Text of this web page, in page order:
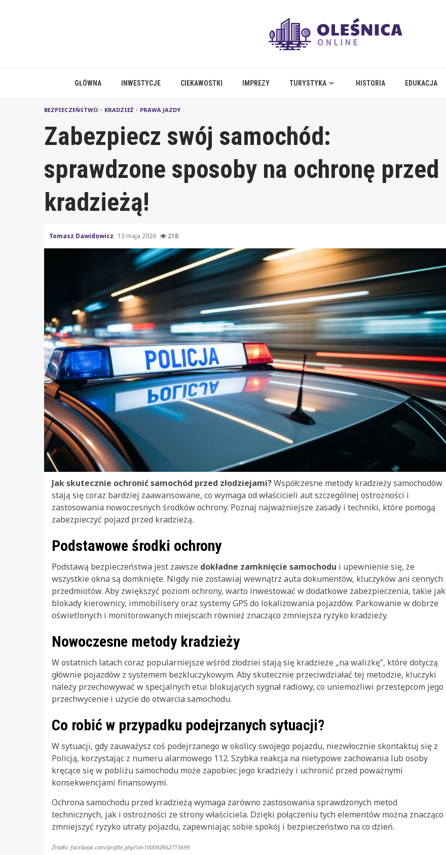
GŁÓWNA INWESTYCJE CIEKAWOSTKI IMPREZY TURYSTYKA HISTORIA EDUKACJA
BEZPIECZEŃSTWO KRADZIEŻ PRAWA JAZDY
Zabezpiecz swój samochód:
sprawdzone sposoby na ochronę przed
kradzieżą!
Tomasz Dawidowicz 13 maja 2026 218
Jak skutecznie ochronić samochód przed złodziejami?Współczesne metody kradzieży samochodów
stają się coraz bardziej zaawansowane, co wymaga od właścicieli aut szczególnej ostrożności i
zastosowania nowoczesnych środków ochrony. Poznaj najważniejsze zasady i techniki, które pomogą
zabezpieczyć pojazd przed kradzieżą.
Podstawowe środki ochrony
Podstawą bezpieczeństwa jest zawsze dokładne zamknięcie samochodu i upewnienie się, że
wszystkie okna są domknięte. Nigdy nie zostawiaj wewnątrz auta dokumentów, kluczyków ani cennych
przedmiotów. Aby zwiększyć poziom ochrony, warto inwestować w dodatkowe zabezpieczenia, takie jak
blokady kierownicy, immobilisery oraz systemy GPS do lokalizowania pojazdów. Parkowanie w dobrze
oświetlonych i monitorowanych miejscach również znacząco zmniejsza ryzyko kradzieży.
Nowoczesne metody kradzieży
W ostatnich latach coraz popularniejsze wśród złodziei stają się kradzieże „na walizkę”, które dotyczą
głównie pojazdów z systemem bezkluczykowym. Aby skutecznie przeciwdziałać tej metodzie, kluczyki
należy przechowywać w specjalnych etui blokujących sygnał radiowy, co uniemożliwi przestępcom jego
przechwycenie i użycie do otwarcia samochodu.
Co robić w przypadku podejrzanych sytuacji?
W sytuacji, gdy zauważysz coś podejrzanego w okolicy swojego pojazdu, niezwłocznie skontaktuj się z
Policją, korzystając z numeru alarmowego 112. Szybka reakcja na nietypowe zachowania lub osoby
kręcące się w pobliżu samochodu może zapobiec jego kradzieży i uchronić przed poważnymi
konsekwencjami finansowymi.
Ochrona samochodu przed kradzieżą wymaga zarówno zastosowania sprawdzonych metod
technicznych, jak i ostrożności ze strony właściciela. Dzięki połączeniu tych elementów można znacząco
zmniejszyć ryzyko utraty pojazdu, zapewniając sobie spokój i bezpieczeństwo na co dzień.
Źródło: facebook.com/profile.php?id=100092662715699